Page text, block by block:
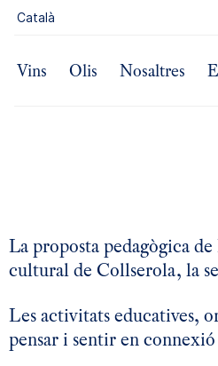
Català
Vins Olis Nosaltres
La proposta pedagògica
cultural de Collserola, la
Les activitats educatives,
pensar i sentir en